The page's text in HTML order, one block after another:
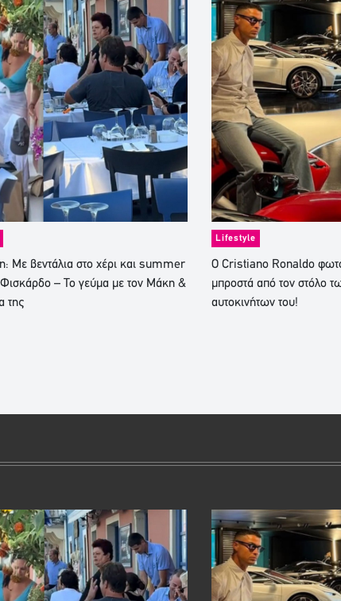
Με βεντάλια στο χέρι και summer
– Το γεύμα με τον Μάκη &
της
Lifestyle
Ο Cristiano Ronaldo
μπροστά από τον στόλο
αυτοκινήτων του!